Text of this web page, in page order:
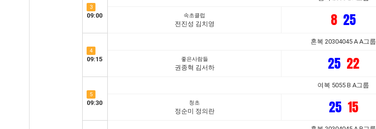
3
09:00 속초클럽
전진성 김치영 8 25
4
09:15
혼복 20304045 A A그룹
좋은사람들
권종혁 김서하 25 22
5
09:30
여복 5055 B A그룹
청초
정순미 정의란 25 15